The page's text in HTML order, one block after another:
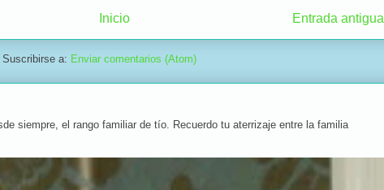
Entrada antigua
Inicio
Suscribirse a: Enviar comentarios (Atom)
siempre, el rango familiar de tío. Recuerdo tu aterrizaje entre la familia